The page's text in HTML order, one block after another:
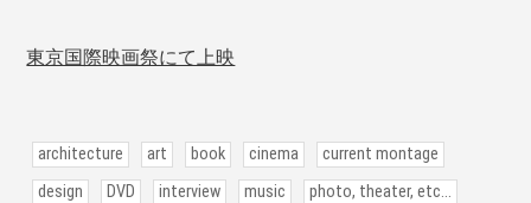
東京国際映画祭にて上映
architecture art book cinema
current montage
design
DVD interview music
photo, theater, etc...